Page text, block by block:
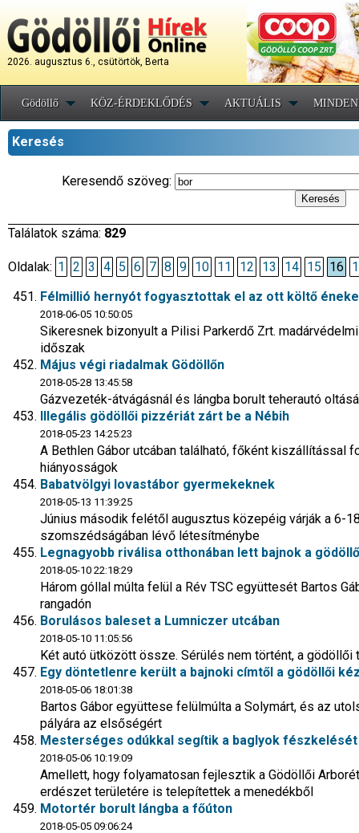
2026. augusztus 6., csütörtök, Berta
Gödöllő KÖZ-ÉRDEKLŐDÉS AKTUÁLIS
Keresés
Keresendő szöveg:
Találatok száma: 829
Oldalak: 1 2 3 4 5 6 7 8 9 10 11 12 13 14 15 16
Félmillió hernyót fogyasztottak el az ott költő
2018-06-05 10:50:05
Sikeresnek bizonyult a Pilisi Parkerdő Zrt.
időszak
Május végi riadalmak Gödöllőn
2018-05-28 13:45:58
Gázvezeték-átvágásnál és lángba borult teherautó
Illegális gödöllői pizzériát zárt be a Nébih
2018-05-23 14:25:23
A Bethlen Gábor utcában található, főként kiszállítással
hiányosságok
Babatvölgyi lovastábor gyermekeknek
2018-05-13 11:39:25
Június második felétől augusztus közepéig várják a 6-
szomszédságában lévő létesítménybe
Legnagyobb riválisa otthonában lett bajnok a
2018-05-10 22:18:29
Három góllal múlta felül a Rév TSC együttesét Bartos
rangadón
Borulásos baleset a Lumniczer utcában
2018-05-10 11:05:56
Két autó ütközött össze. Sérülés nem történt, a
Egy döntetlenre került a bajnoki címtől a gödöllői
2018-05-06 18:01:38
Bartos Gábor együttese felülmúlta a Solymárt, és az
pályára az elsőségért
Mesterséges odúkkal segítik a baglyok fészkelését
2018-05-06 10:19:09
Amellett, hogy folyamatosan fejlesztik a Gödöllői
erdészet területére is telepítettek a menedékből
Motortér borult lángba a főúton
2018-05-05 09:06:24